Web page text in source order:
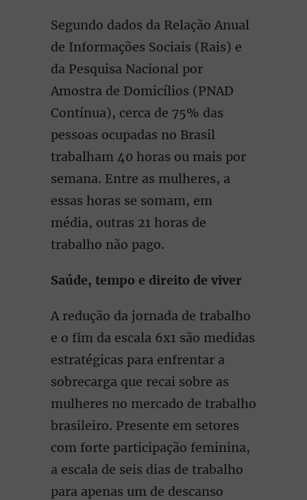
Segundo dados da Relação Anual
de Informações Sociais (Rais) e
da Pesquisa Nacional por
Amostra de Domicílios (PNAD
Contínua), cerca de 75% das
pessoas ocupadas no Brasil
trabalham 40 horas ou mais por
semana. Entre as mulheres, a
essas horas se somam, em
média, outras 21 horas de
trabalho não pago.
Saúde, tempo e direito de viver
A redução da jornada de trabalho
e o fim da escala 6x1 são medidas
estratégicas para enfrentar a
sobrecarga que recai sobre as
mulheres no mercado de trabalho
brasileiro. Presente em setores
com forte participação feminina,
a escala de seis dias de trabalho
para apenas um de descanso